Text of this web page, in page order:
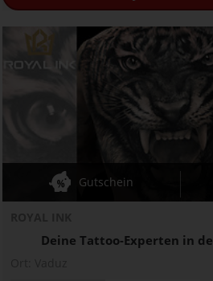
Deine Tattoo-Experten in
Gutschein